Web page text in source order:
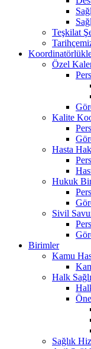
Teşkilat
Özel
Kalite
Hasta
Hukuk
Sivil
Birimler
Kamu
Halk
Sağlık